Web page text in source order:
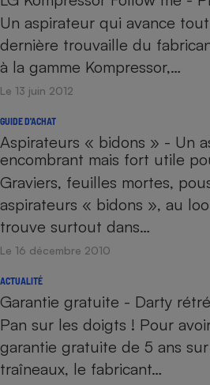
Un aspirateur qui avance
dernière trouvaille du
à la gamme Kompressor,…
Le 13 juin 2012
GUIDE D'ACHAT
Aspirateurs « bidons » - Un
encombrant mais fort utile
Graviers, feuilles mortes,
aspirateurs « bidons », au
trouve surtout dans…
Le 16 décembre 2010
ACTUALITÉ
Garantie gratuite - Darty
Pan sur les doigts ! Pour
garantie gratuite de 5 ans
traîneaux, le fabricant…